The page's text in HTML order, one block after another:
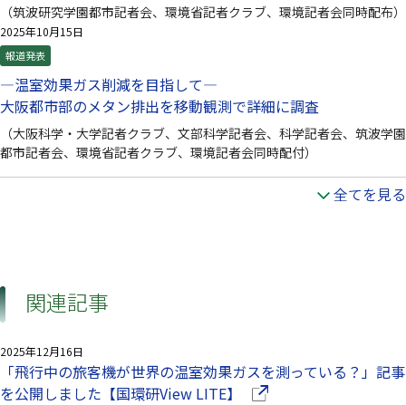
（筑波研究学園都市記者会、環境省記者クラブ、環境記者会同時配布）
2025年10月15日
報道発表
—温室効果ガス削減を目指して—
大阪都市部のメタン排出を移動観測で詳細に調査
（大阪科学・大学記者クラブ、文部科学記者会、科学記者会、筑波学園
都市記者会、環境省記者クラブ、環境記者会同時配付）
全てを見る
関連記事
2025年12月16日
「飛行中の旅客機が世界の温室効果ガスを測っている？」記事
を公開しました【国環研View LITE】
（別ウインドウで開きま